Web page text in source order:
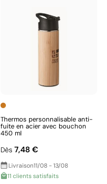
Thermos personnalisable anti-
fuite en acier avec bouchon
450 ml
Dès 7,48 €
Livraison11/08 - 13/08
11 clients satisfaits